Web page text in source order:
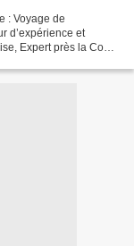
: Voyage de
d’expérience et
Expert près la Cour